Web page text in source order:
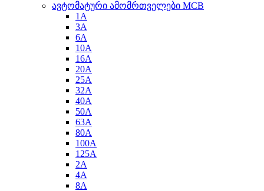
ავტომატური ამომრთველები MCB
1A
3A
6A
10A
16A
20A
25А
32A
40A
50A
63A
80A
100A
125A
2A
4A
8A